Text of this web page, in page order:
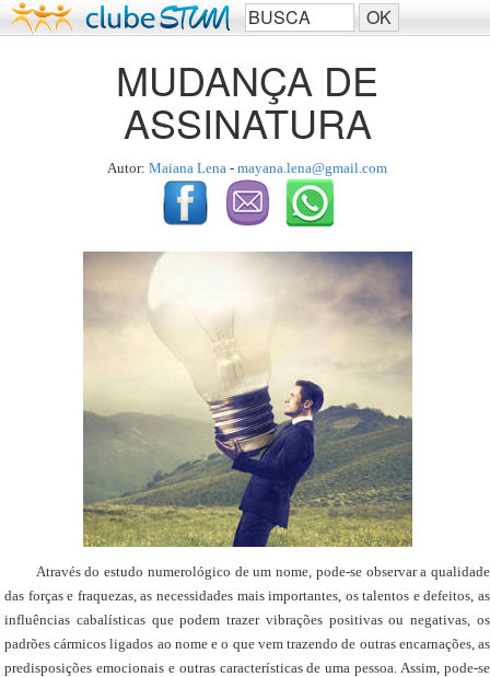
MUDANÇA DE
ASSINATURA
Autor: Maiana Lena - mayana.lena@gmail.com
Através do estudo numerológico de um nome, pode-se observar a qualidade
das forças e fraquezas, as necessidades mais importantes, os talentos e defeitos, as
influências cabalísticas que podem trazer vibrações positivas ou negativas, os
padrões cármicos ligados ao nome e o que vem trazendo de outras encarnações, as
predisposições emocionais e outras características de uma pessoa. Assim, pode-se